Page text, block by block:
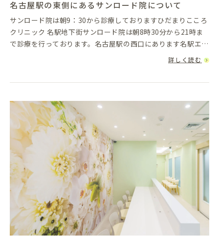
名古屋駅の東側にあるサンロード院について
サンロード院は朝9：30から診療しておりますひだまりこころ
クリニック 名駅地下街サンロード院は朝8時30分から21時ま
で診療を行っております。名古屋駅の西口にあります名駅エス
カ院は、朝9:30から18:30までの診療ですのでお間違えの無い
詳しく読む